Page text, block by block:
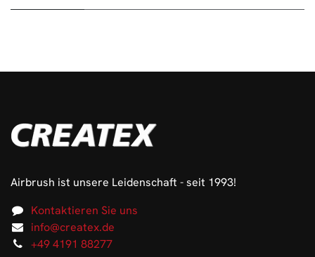
Airbrush ist unsere Leidenschaft - seit 1993!
Kontaktieren Sie uns
info@createx.de
+49 4191 88277